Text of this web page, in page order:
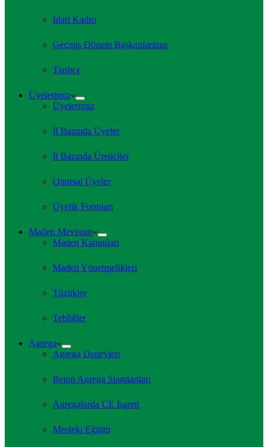
İdari Kadro
Geçmiş Dönem Başkanlarımız
Tarihçe
Üyelerimiz
Üyelerimiz
İl Bazında Üyeler
İl Bazında Üreticiler
Onursal Üyeler
Üyelik Formları
Maden Mevzuatı
Maden Kanunları
Maden Yönetmelikleri
Tüzükler
Tebliğler
Agrega
Agrega Deneyleri
Beton Agrega Standartları
Agregalarda CE İşareti
Mesleki Eğitim